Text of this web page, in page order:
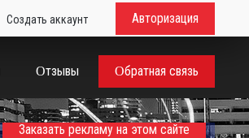
Создать аккаунт Авторизация
Отзывы Обратная связь
Заказать рекламу на этом сайте